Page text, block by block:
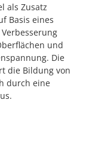
als Zusatz
Basis eines
und
Die
die Bildung von
durch eine